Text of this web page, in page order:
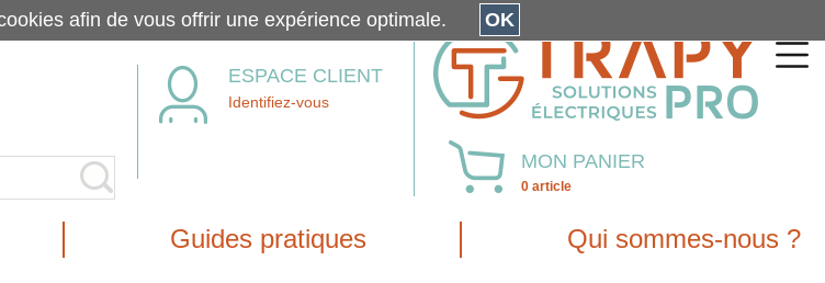
ESPACE CLIENT
Identifiez-vous
MON PANIER
0 article
Guides pratiques Qui sommes-nous ?
afin de vous offrir une expérience optimale. OK